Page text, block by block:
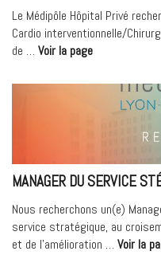
Le Médipôle Hôpital Privé
Cardio interventionnelle/
de … Voir la page« Infirmier
Nuit
12H
–
Cardio
Cardiaque/
MANAGER DU SERVICE
Nous recherchons un(e)
service stratégique, au
et de l’amélioration … Voir la